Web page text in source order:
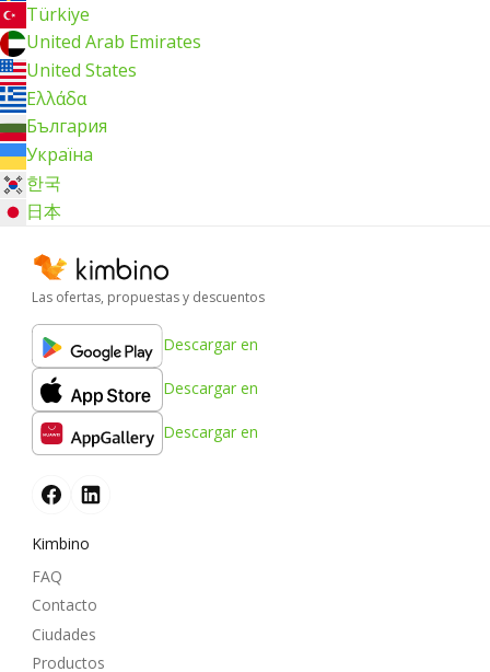
Türkiye
United Arab Emirates
United States
Ελλάδα
България
Україна
한국
日本
Las ofertas, propuestas y descuentos
Descargar en
Descargar en
Descargar en
Kimbino
FAQ
Contacto
Ciudades
Productos